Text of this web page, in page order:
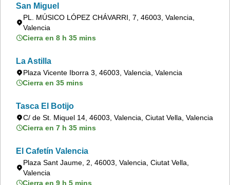
San Miguel
PL. MÚSICO LÓPEZ CHÁVARRI, 7, 46003, Valencia,
Valencia
Cierra en 8 h 35 mins
La Astilla
Plaza Vicente Iborra 3, 46003, Valencia, Valencia
Cierra en 35 mins
Tasca El Botijo
C/ de St. Miquel 14, 46003, Valencia, Ciutat Vella, Valencia
Cierra en 7 h 35 mins
El Cafetín Valencia
Plaza Sant Jaume, 2, 46003, Valencia, Ciutat Vella,
Valencia
Cierra en 9 h 5 mins